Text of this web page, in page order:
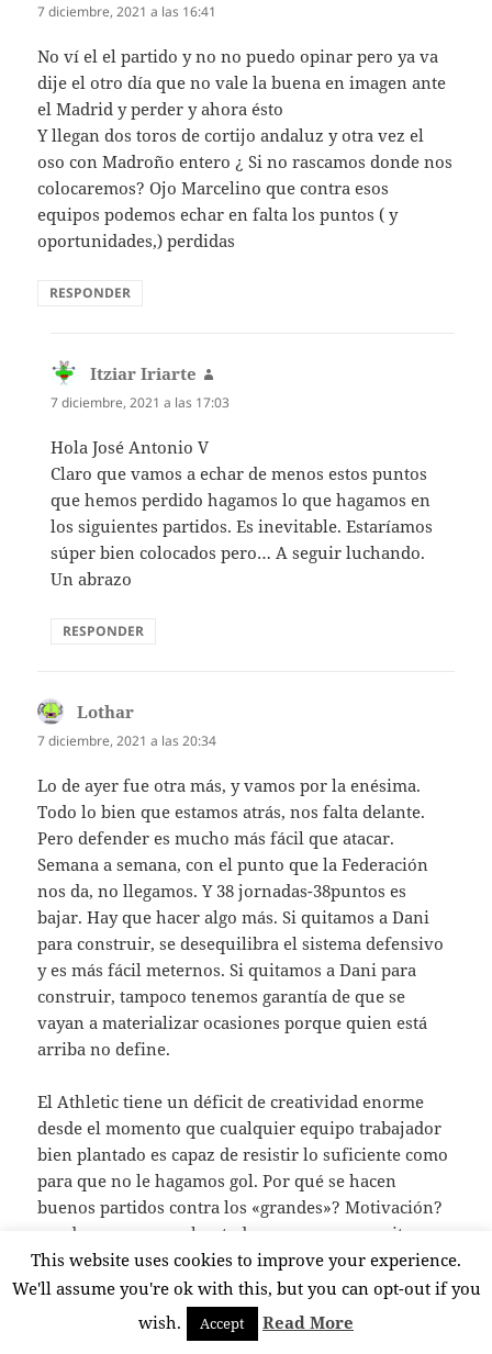
7 diciembre, 2021 a las 16:41
No ví el el partido y no no puedo opinar pero ya va
dije el otro día que no vale la buena en imagen ante
el Madrid y perder y ahora ésto
Y llegan dos toros de cortijo andaluz y otra vez el
oso con Madroño entero ¿ Si no rascamos donde nos
colocaremos? Ojo Marcelino que contra esos
equipos podemos echar en falta los puntos ( y
oportunidades,) perdidas
RESPONDER
Itziar Iriarte
7 diciembre, 2021 a las 17:03
Hola José Antonio V
Claro que vamos a echar de menos estos puntos
que hemos perdido hagamos lo que hagamos en
los siguientes partidos. Es inevitable. Estaríamos
súper bien colocados pero… A seguir luchando.
Un abrazo
RESPONDER
Lothar
7 diciembre, 2021 a las 20:34
Lo de ayer fue otra más, y vamos por la enésima.
Todo lo bien que estamos atrás, nos falta delante.
Pero defender es mucho más fácil que atacar.
Semana a semana, con el punto que la Federación
nos da, no llegamos. Y 38 jornadas-38puntos es
bajar. Hay que hacer algo más. Si quitamos a Dani
para construir, se desequilibra el sistema defensivo
y es más fácil meternos. Si quitamos a Dani para
construir, tampoco tenemos garantía de que se
vayan a materializar ocasiones porque quien está
arriba no define.
El Athletic tiene un déficit de creatividad enorme
desde el momento que cualquier equipo trabajador
bien plantado es capaz de resistir lo suficiente como
para que no le hagamos gol. Por qué se hacen
buenos partidos contra los «grandes»? Motivación?
puede ser… pero sobre todo porque no necesitan
ahogarte para que no juegues. Defienden bien, les
echan un capotillo y la que tienen, te la meten. El
otro día Munian en el Bernabeu tuvo un notable
partido porque el que estaba a su lado no le hacía ni
This website uses cookies to improve your experience.
We'll assume you're ok with this, but you can opt-out if you
wish.
Accept Read More